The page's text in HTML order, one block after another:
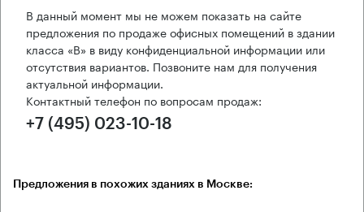
В данный момент мы не можем показать на сайте
предложения по продаже офисных помещений в здании
класса «B» в виду конфиденциальной информации или
отсутствия вариантов. Позвоните нам для получения
актуальной информации.
Контактный телефон по вопросам продаж:
+7 (495) 023-10-18
Предложения в похожих зданиях в Москве: